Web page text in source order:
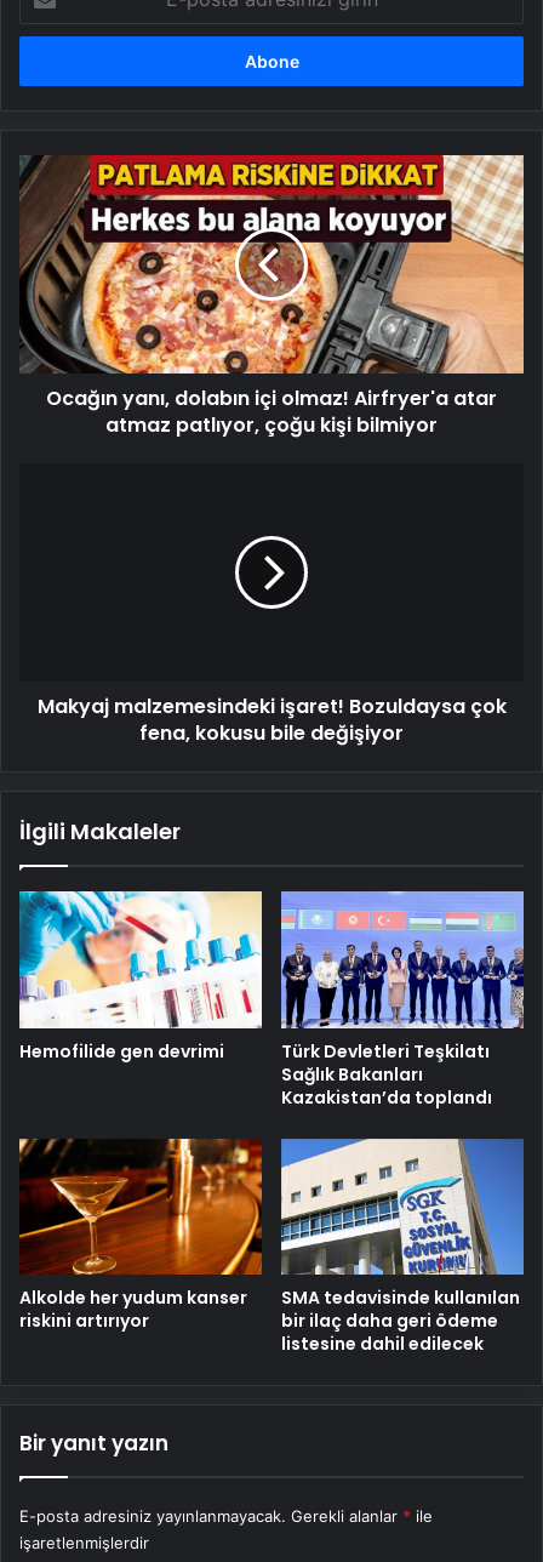
posta
adresinizi
Ocağın
yanı,
dolabın
olmaz!
Airfryer'a
atar
atmaz
patlıyor,
çoğuOcağın yanı, dolabın içi olmaz! Airfryer'a atar
atmaz patlıyor, çoğu kişi bilmiyor
Makyaj malzemesindeki işaret! Bozuldaysa çok
fena, kokusu bile değişiyor
İlgili Makaleler
Hemofilide gen devrimi
Türk Devletleri Teşkilatı
Sağlık Bakanları
Kazakistan’da toplandı
Alkolde her yudum kanser
riskini artırıyor
SMA tedavisinde kullanılan
bir ilaç daha geri ödeme
listesine dahil edilecek
Bir yanıt yazın
E-posta adresiniz yayınlanmayacak. Gerekli alanlar * ile
işaretlenmişlerdir